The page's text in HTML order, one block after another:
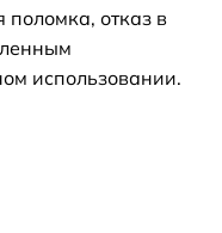
отказ в
использовании.